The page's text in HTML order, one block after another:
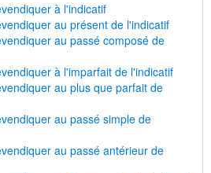
à l'indicatif
au présent de l'indicatif
au passé composé de
à l'imparfait de l'indicatif
au plus que parfait de
au passé simple de
au passé antérieur de